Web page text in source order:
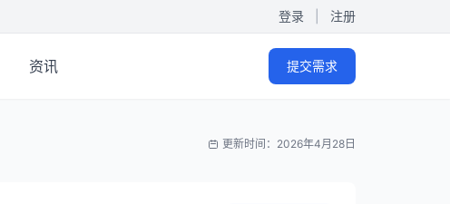
登录 注册
资讯 提交需求
更新时间：2026年4月28日